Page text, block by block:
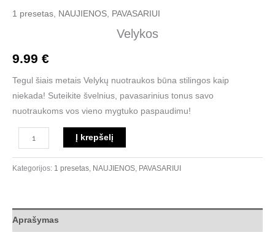
1 presetas, NAUJIENOS, PAVASARIUI
Velykos
9.99 €
Tegul šiais metais Velykų nuotraukos būna stilingos kaip
niekada! Suteikite švelnius, pavasarinius tonus savo
nuotraukoms vos vieno mygtuko paspaudimu!
Į krepšelį
Kategorijos: 1 presetas NAUJIENOS PAVASARIUI
Aprašymas